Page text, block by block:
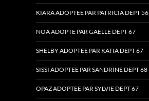
KIARA ADOPTEE PAR PATRICIA DEPT 56
NOA ADOPTE PAR GAELLE DEPT 67
SHELBY ADOPTEE PAR KATIA DEPT 67
SISSI ADOPTEE PAR SANDRINE DEPT 68
OPAZ ADOPTEE PAR SYLVIE DEPT 67